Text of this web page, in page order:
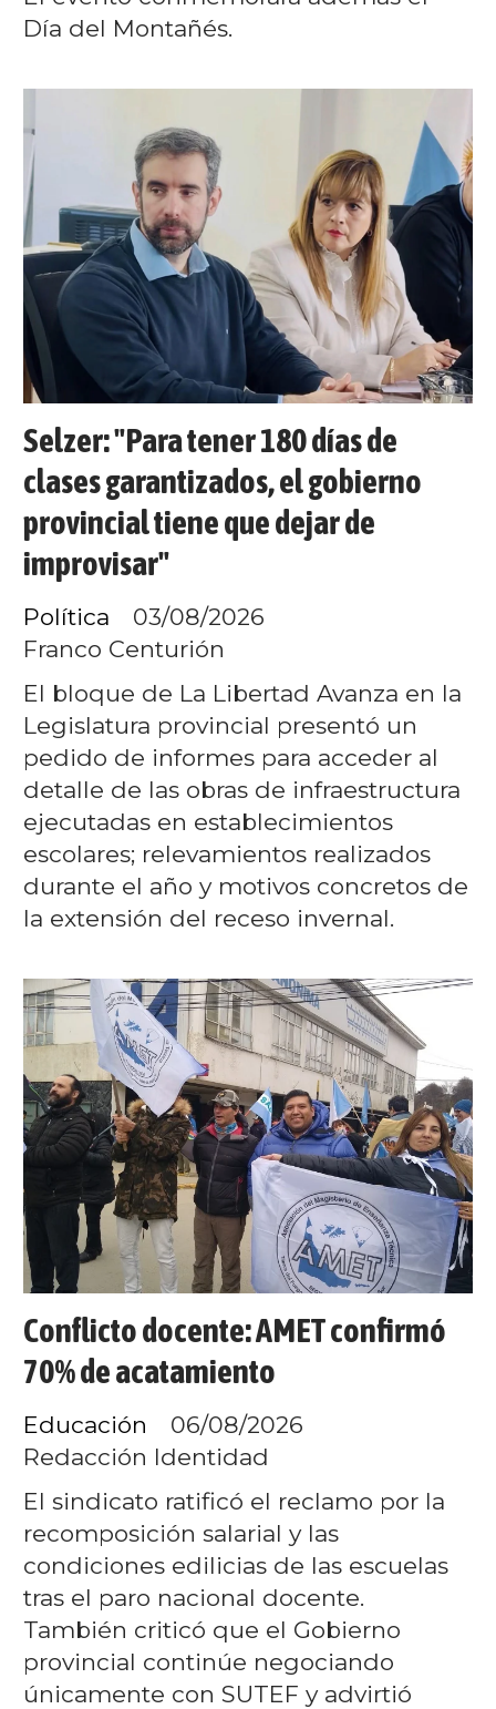
Día del Montañés.
Selzer: "Para tener 180 días de
clases garantizados, el gobierno
provincial tiene que dejar de
improvisar"
Franco Centurión
Política 03/08/2026
El bloque de La Libertad Avanza en la
Legislatura provincial presentó un
pedido de informes para acceder al
detalle de las obras de infraestructura
ejecutadas en establecimientos
escolares; relevamientos realizados
durante el año y motivos concretos de
la extensión del receso invernal.
Conflicto docente: AMET confirmó
70% de acatamiento
Redacción Identidad
Educación 06/08/2026
El sindicato ratificó el reclamo por la
recomposición salarial y las
condiciones edilicias de las escuelas
tras el paro nacional docente.
También criticó que el Gobierno
provincial continúe negociando
únicamente con SUTEF y advirtió